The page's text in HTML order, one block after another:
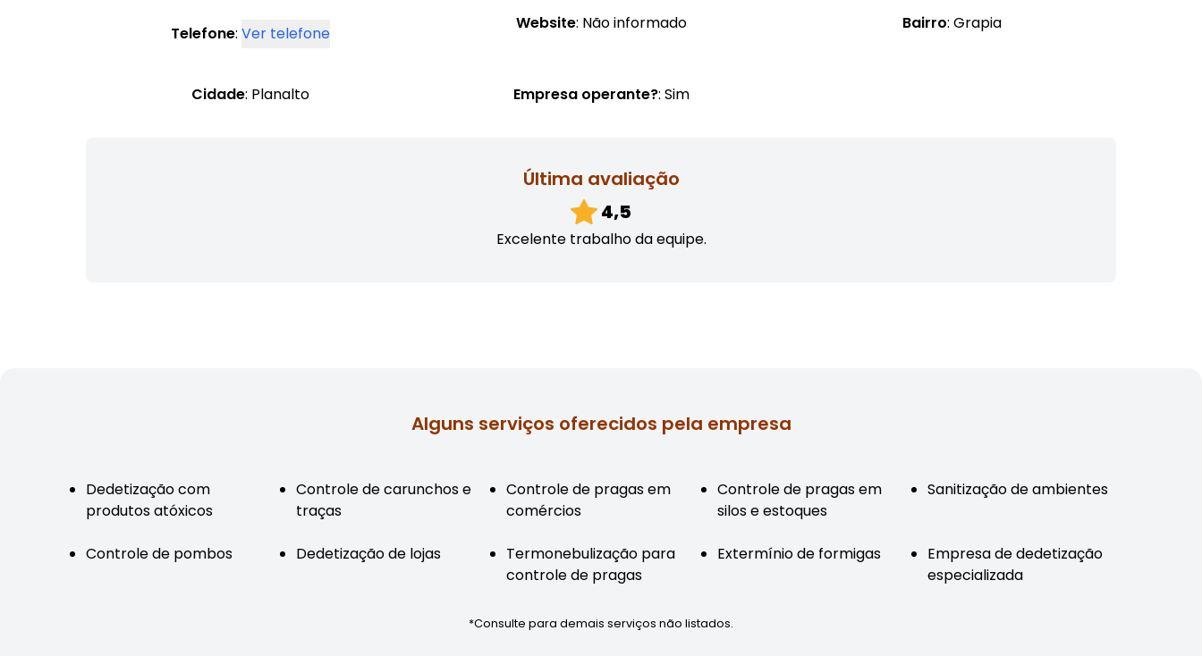
Telefone: Ver telefone
Website: Não informado Bairro: Grapia
Cidade: Planalto Empresa operante?: Sim
Última avaliação
4,5
Excelente trabalho da equipe.
Alguns serviços oferecidos pela empresa
Dedetização com
produtos atóxicos
Controle de carunchos e
traças
Controle de pragas em
comércios
Controle de pragas em
silos e estoques
Sanitização de ambientes
Controle de pombos Dedetização de lojas
Termonebulização para
controle de pragas
Extermínio de formigas
Empresa de dedetização
especializada
*Consulte para demais serviços não listados.